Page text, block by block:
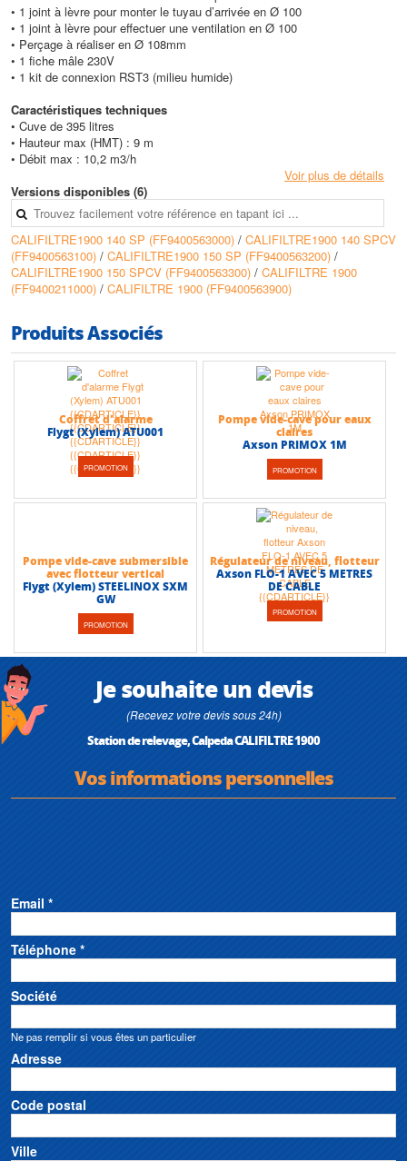
• 1 joint à lèvre pour monter le tuyau d’arrivée en Ø 100
• 1 joint à lèvre pour effectuer une ventilation en Ø 100
• Perçage à réaliser en Ø 108mm
• 1 fiche mâle 230V
• 1 kit de connexion RST3 (milieu humide)
Caractéristiques techniques
• Cuve de 395 litres
• Hauteur max (HMT) : 9 m
• Débit max : 10,2 m3/h
Voir plus de détails
Versions disponibles (6)
CALIFILTRE1900 140 SP (FF9400563000) / CALIFILTRE1900 140 SPCV
(FF9400563100) / CALIFILTRE1900 150 SP (FF9400563200) /
CALIFILTRE1900 150 SPCV (FF9400563300) / CALIFILTRE 1900
(FF9400211000) / CALIFILTRE 1900 (FF9400563900)
Produits Associés
PROMOTION
Coffret d'alarme
Flygt (Xylem) ATU001
PROMOTION
Pompe vide-cave pour eaux
claires
Axson PRIMOX 1M
PROMOTION
Pompe vide-cave submersible
avec flotteur vertical
Flygt (Xylem) STEELINOX SXM
GW
PROMOTION
Régulateur de niveau, flotteur
Axson FLO-1 AVEC 5 METRES
DE CABLE
Je souhaite un devis
(Recevez votre devis sous 24h)
Station de relevage, Calpeda CALIFILTRE 1900
Vos informations personnelles
Email *
Téléphone *
Société
Ne pas remplir si vous êtes un particulier
Adresse
Code postal
Ville